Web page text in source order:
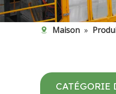
Maison »
CATÉGORIE